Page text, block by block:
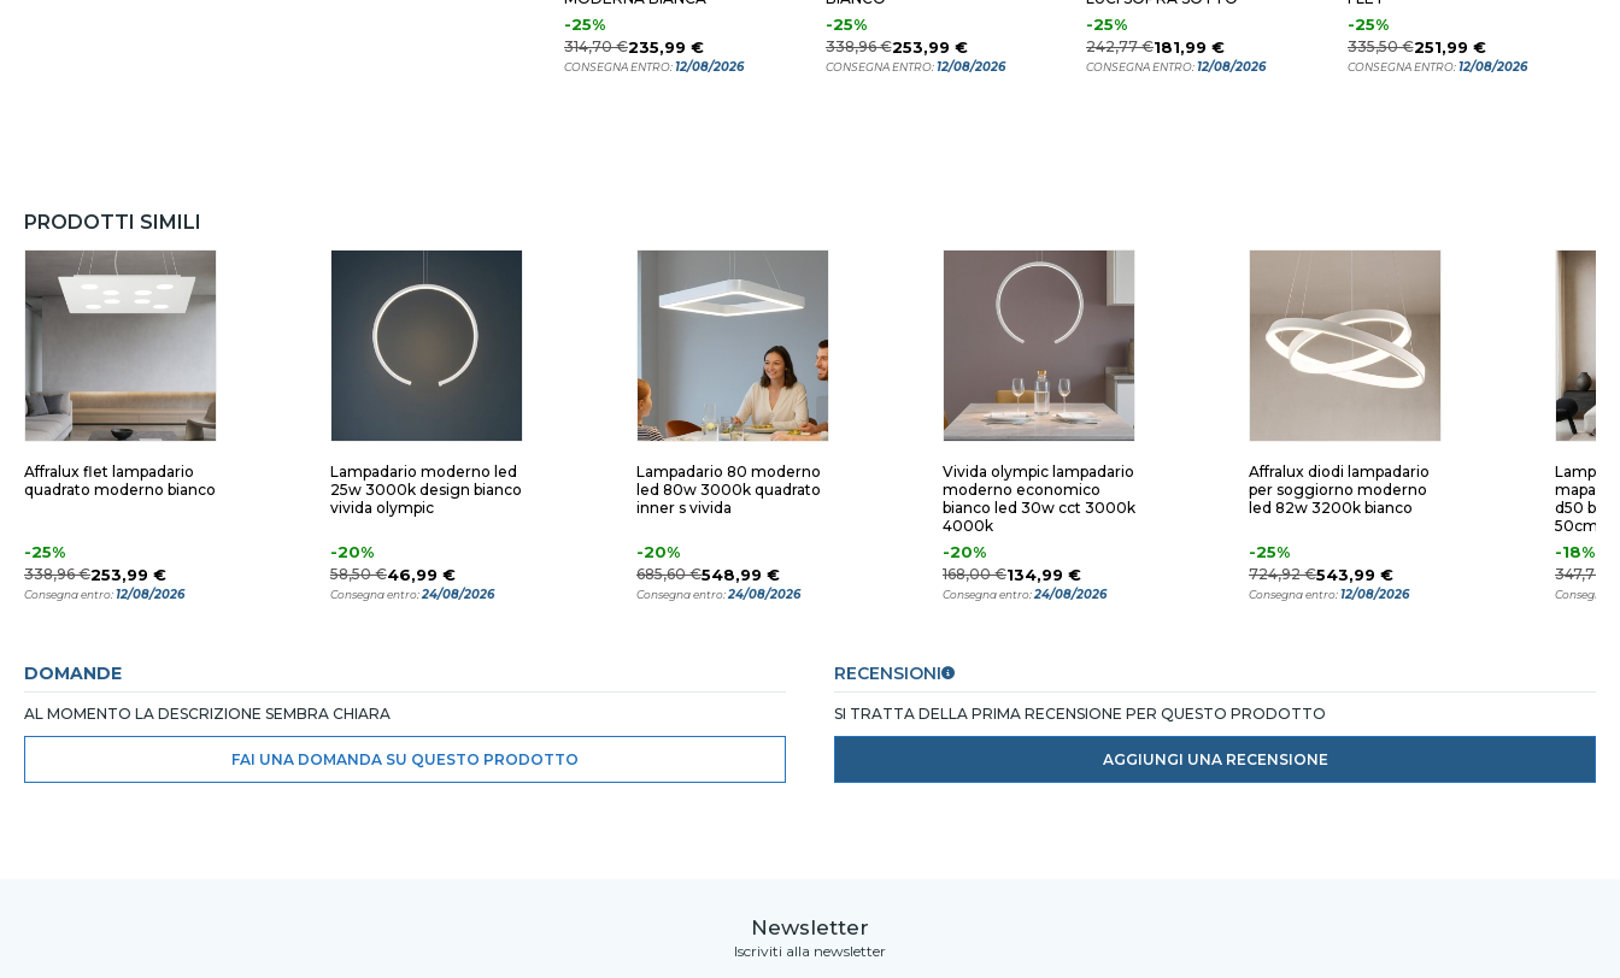
-25%
314,70 €235,99 €
CONSEGNA ENTRO:12/08/2026
-25%
338,96 €253,99 €
CONSEGNA ENTRO:12/08/2026
-25%
242,77 €181,99 €
CONSEGNA ENTRO:12/08/2026
-25%
335,50 €251,99 €
CONSEGNA ENTRO:12/08/2026
PRODOTTI SIMILI
Affralux flet lampadario
quadrato moderno bianco
-25%
338,96 €253,99 €
Consegna entro:12/08/2026
Lampadario moderno led
25w 3000k design bianco
vivida olympic
-20%
58,50 €46,99 €
Consegna entro:24/08/2026
Lampadario 80 moderno
led 80w 3000k quadrato
inner s vivida
-20%
685,60 €548,99 €
Consegna entro:24/08/2026
Vivida olympic lampadario
moderno economico
bianco led 30w cct 3000k
4000k
-20%
168,00 €134,99 €
Consegna entro:24/08/2026
Affralux diodi lampadario
per soggiorno moderno
led 82w 3200k bianco
-25%
724,92 €543,99 €
Consegna entro:12/08/2026
mapa
d50
50cm
-18%
347,70 €
Consegna
DOMANDE
AL MOMENTO LA DESCRIZIONE SEMBRA CHIARA
FAI UNA DOMANDA SU QUESTO PRODOTTO
RECENSIONI
SI TRATTA DELLA PRIMA RECENSIONE PER QUESTO PRODOTTO
AGGIUNGI UNA RECENSIONE
Newsletter
Iscriviti alla newsletter